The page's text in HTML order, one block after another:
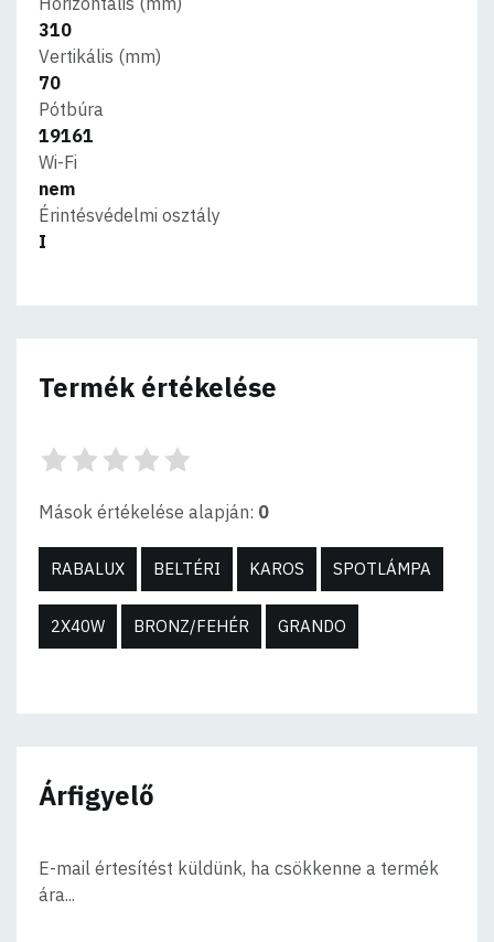
310
Vertikális (mm)
70
Pótbúra
19161
Wi-Fi
nem
Érintésvédelmi osztály
I
Termék értékelése
Mások értékelése alapján: 0
RABALUX BELTÉRI KAROS SPOTLÁMPA
2X40W BRONZ/FEHÉR GRANDO
Árfigyelő
E-mail értesítést küldünk, ha csökkenne a termék
ára...